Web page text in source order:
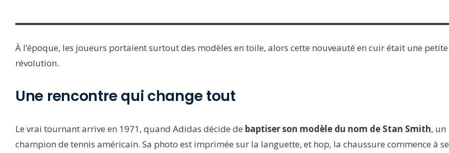
À l’époque, les joueurs portaient surtout des modèles en toile, alors cette nouveauté en cuir était une petite
révolution.
Une rencontre qui change tout
Le vrai tournant arrive en 1971, quand Adidas décide de baptiser son modèle du nom de Stan Smith, un
champion de tennis américain. Sa photo est imprimée sur la languette, et hop, la chaussure commence à se